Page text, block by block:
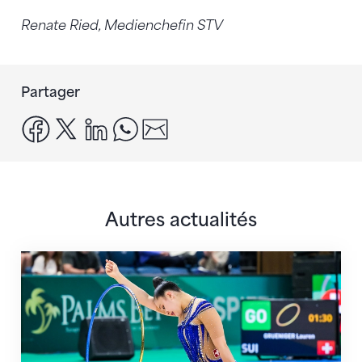
Renate Ried, Medienchefin STV
Partager
facebook
x linkedinwhatsapp
Autres actualités
Prochaine étape : les Championnats du monde